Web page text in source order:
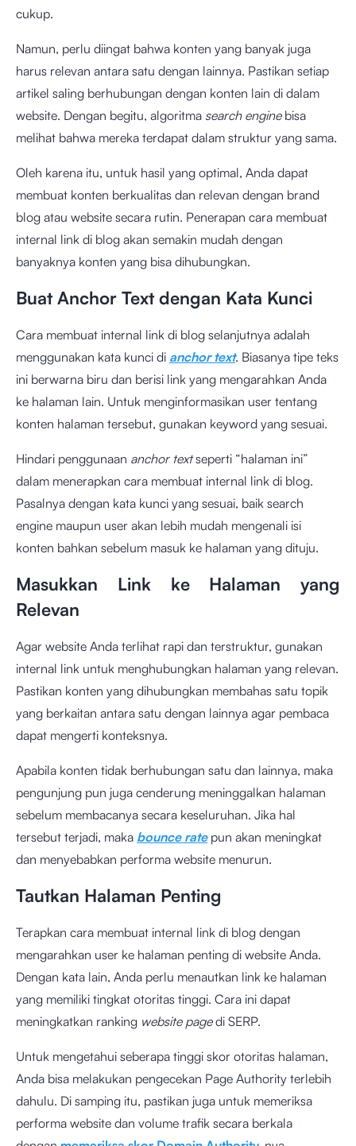
cukup.
Namun, perlu diingat bahwa konten yang banyak juga
harus relevan antara satu dengan lainnya. Pastikan setiap
artikel saling berhubungan dengan konten lain di dalam
website. Dengan begitu, algoritma search enginebisa
melihat bahwa mereka terdapat dalam struktur yang sama.
Oleh karena itu, untuk hasil yang optimal, Anda dapat
membuat konten berkualitas dan relevan dengan brand
blog atau website secara rutin. Penerapan cara membuat
internal link di blog akan semakin mudah dengan
banyaknya konten yang bisa dihubungkan.
Buat Anchor Text dengan Kata Kunci
Cara membuat internal link di blog selanjutnya adalah
menggunakan kata kunci di anchor text. Biasanya tipe teks
ini berwarna biru dan berisi link yang mengarahkan Anda
ke halaman lain. Untuk menginformasikan user tentang
konten halaman tersebut, gunakan keyword yang sesuai.
Hindari penggunaan anchor textseperti “halaman ini”
dalam menerapkan cara membuat internal link di blog.
Pasalnya dengan kata kunci yang sesuai, baik search
engine maupun user akan lebih mudah mengenali isi
konten bahkan sebelum masuk ke halaman yang dituju.
Masukkan Link ke Halaman yang
Relevan
Agar website Anda terlihat rapi dan terstruktur, gunakan
internal link untuk menghubungkan halaman yang relevan.
Pastikan konten yang dihubungkan membahas satu topik
yang berkaitan antara satu dengan lainnya agar pembaca
dapat mengerti konteksnya.
Apabila konten tidak berhubungan satu dan lainnya, maka
pengunjung pun juga cenderung meninggalkan halaman
sebelum membacanya secara keseluruhan. Jika hal
tersebut terjadi, maka bounce ratepun akan meningkat
dan menyebabkan performa website menurun.
Tautkan Halaman Penting
Terapkan cara membuat internal link di blog dengan
mengarahkan user ke halaman penting di website Anda.
Dengan kata lain, Anda perlu menautkan link ke halaman
yang memiliki tingkat otoritas tinggi. Cara ini dapat
meningkatkan ranking website pagedi SERP.
Untuk mengetahui seberapa tinggi skor otoritas halaman,
Anda bisa melakukan pengecekan Page Authority terlebih
dahulu. Di samping itu, pastikan juga untuk memeriksa
performa website dan volume trafik secara berkala